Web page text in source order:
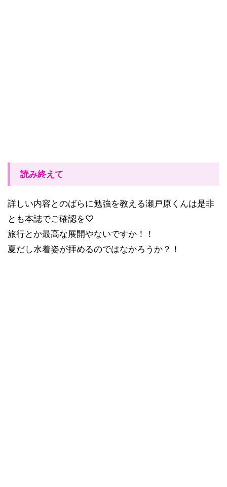
読み終えて
詳しい内容とのばらに勉強を教える瀬戸原くんは是非
とも本誌でご確認を♡
旅行とか最高な展開やないですか！！
夏だし水着姿が拝めるのではなかろうか？！